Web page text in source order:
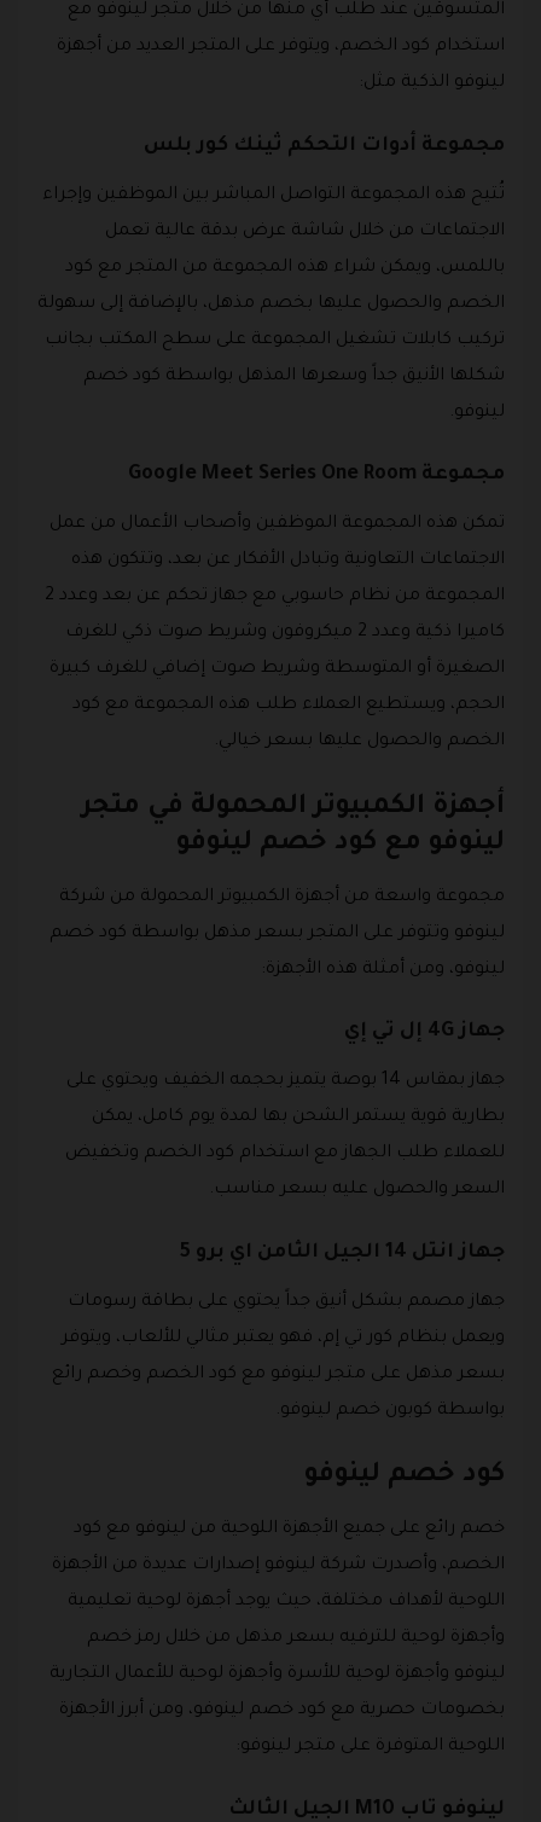
المتسوقين عند طلب أي منها من خلال متجر لينوفو مع
استخدام كود الخصم، ويتوفر على المتجر العديد من أجهزة
لينوفو الذكية مثل:
مجموعة أدوات التحكم ثينك كور بلس
تُتيح هذه المجموعة التواصل المباشر بين الموظفين وإجراء
الاجتماعات من خلال شاشة عرض بدقة عالية تعمل
باللمس، ويمكن شراء هذه المجموعة من المتجر مع كود
الخصم والحصول عليها بخصم مذهل، بالإضافة إلى سهولة
تركيب كابلات تشغيل المجموعة على سطح المكتب بجانب
شكلها الأنيق جداً وسعرها المذهل بواسطة كود خصم
لينوفو.
مجموعة Google Meet Series One Room
تمكن هذه المجموعة الموظفين وأصحاب الأعمال من عمل
الاجتماعات التعاونية وتبادل الأفكار عن بعد، وتتكون هذه
المجموعة من نظام حاسوبي مع جهاز تحكم عن بعد وعدد 2
كاميرا ذكية وعدد 2 ميكروفون وشريط صوت ذكي للغرف
الصغيرة أو المتوسطة وشريط صوت إضافي للغرف كبيرة
الحجم، ويستطيع العملاء طلب هذه المجموعة مع كود
الخصم والحصول عليها بسعر خيالي.
أجهزة الكمبيوتر المحمولة في متجر
لينوفو مع كود خصم لينوفو
مجموعة واسعة من أجهزة الكمبيوتر المحمولة من شركة
لينوفو وتتوفر على المتجر بسعر مذهل بواسطة كود خصم
لينوفو، ومن أمثلة هذه الأجهزة:
جهاز 4G إل تي إي
جهاز بمقاس 14 بوصة يتميز بحجمه الخفيف ويحتوي على
بطارية قوية يستمر الشحن بها لمدة يوم كامل، يمكن
للعملاء طلب الجهاز مع استخدام كود الخصم وتخفيض
السعر والحصول عليه بسعر مناسب.
جهاز انتل 14 الجيل الثامن اي برو 5
جهاز مصمم بشكل أنيق جداً يحتوي على بطاقة رسومات
ويعمل بنظام كور تي إم، فهو يعتبر مثالي للألعاب، ويتوفر
بسعر مذهل على متجر لينوفو مع كود الخصم وخصم رائع
بواسطة كوبون خصم لينوفو.
كود خصم لينوفو
خصم رائع على جميع الأجهزة اللوحية من لينوفو مع كود
الخصم، وأصدرت شركة لينوفو إصدارات عديدة من الأجهزة
اللوحية لأهداف مختلفة، حيث يوجد أجهزة لوحية تعليمية
وأجهزة لوحية للترفيه بسعر مذهل من خلال رمز خصم
لينوفو وأجهزة لوحية للأسرة وأجهزة لوحية للأعمال التجارية
بخصومات حصرية مع كود خصم لينوفو، ومن أبرز الأجهزة
اللوحية المتوفرة على متجر لينوفو:
لينوفو تاب M10 الجيل الثالث